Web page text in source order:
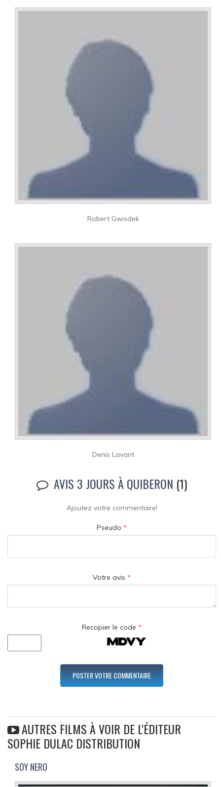
Robert Gwisdek
Denis Lavant
AVIS 3 JOURS À QUIBERON (1)
Ajoutez votre commentaire!
Pseudo *
Votre avis *
Recopier le code *
AUTRES FILMS À VOIR DE L'ÉDITEUR
SOPHIE DULAC DISTRIBUTION
SOY NERO